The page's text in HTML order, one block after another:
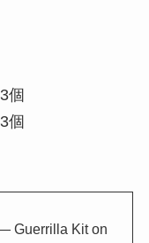
個
個
Guerrilla Kit on